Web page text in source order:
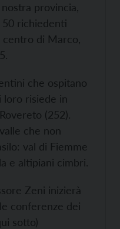
provincia,
richiedenti
di Marco,
che ospitano
loro risiede in
(252).
che non
val di Fiemme
e altipiani cimbri.
Zeni inizierà
conferenze dei
sotto)